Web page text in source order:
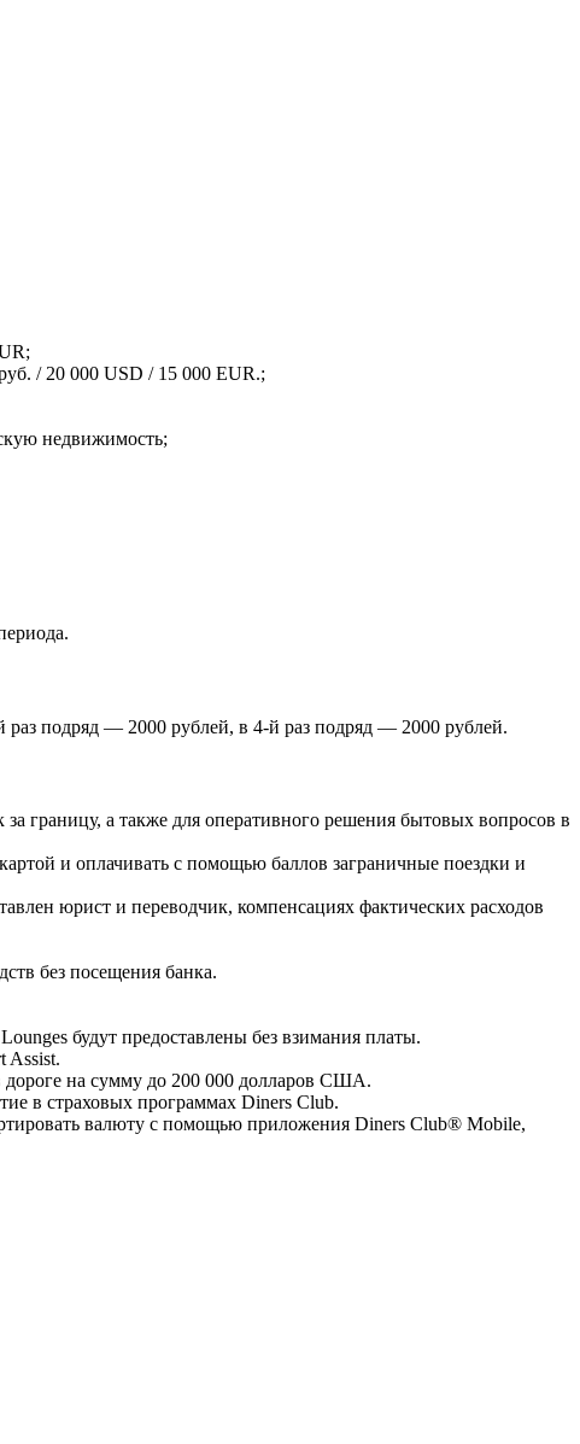
/ 20 000 USD / 15 000 EUR.;
недвижимость;
раз подряд — 2000 рублей, в 4-й раз подряд — 2000 рублей.
границу, а также для оперативного решения бытовых вопросов в
и оплачивать с помощью баллов заграничные поездки и
юрист и переводчик, компенсациях фактических расходов
без посещения банка.
будут предоставлены без взимания платы.
Assist.
дороге на сумму до 200 000 долларов США.
в страховых программах Diners Club.
валюту с помощью приложения Diners Club® Mobile,